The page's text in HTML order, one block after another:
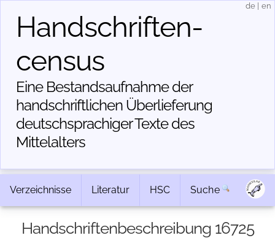
Handschriften­
census
Eine Bestandsaufnahme der
handschriftlichen Über­lieferung
deutschsprachiger Texte des
Mittelalters
de en
Verzeichnisse Literatur HSC Suche
Handschriftenbeschreibung 16725